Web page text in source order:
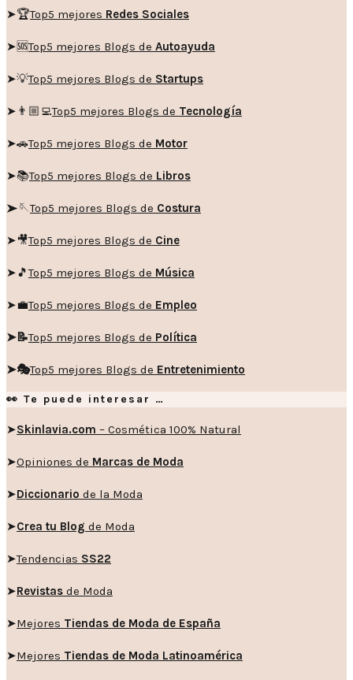
➤🏆Top5 mejores Redes Sociales
➤🆘Top5 mejores Blogs de Autoayuda
➤💡Top5 mejores Blogs de Startups
➤👨🏼‍💻Top5 mejores Blogs de Tecnología
➤🚗Top5 mejores Blogs de Motor
➤📚Top5 mejores Blogs de Libros
➤🪡Top5 mejores Blogs de Costura
➤🎥Top5 mejores Blogs de Cine
➤🎵Top5 mejores Blogs de Música
➤💼Top5 mejores Blogs de Empleo
➤📝Top5 mejores Blogs de Política
➤🎭Top5 mejores Blogs de Entretenimiento
👀 Te puede interesar …
➤Skinlavia.com – Cosmética 100% Natural
➤Opiniones de Marcas de Moda
➤Diccionario de la Moda
➤Crea tu Blog de Moda
➤Tendencias SS22
➤Revistas de Moda
➤Mejores Tiendas de Moda de España
➤Mejores Tiendas de Moda Latinoamérica